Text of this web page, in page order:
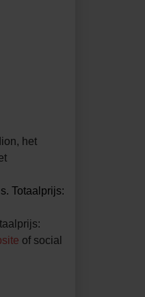
het
Totaalprijs:
of social